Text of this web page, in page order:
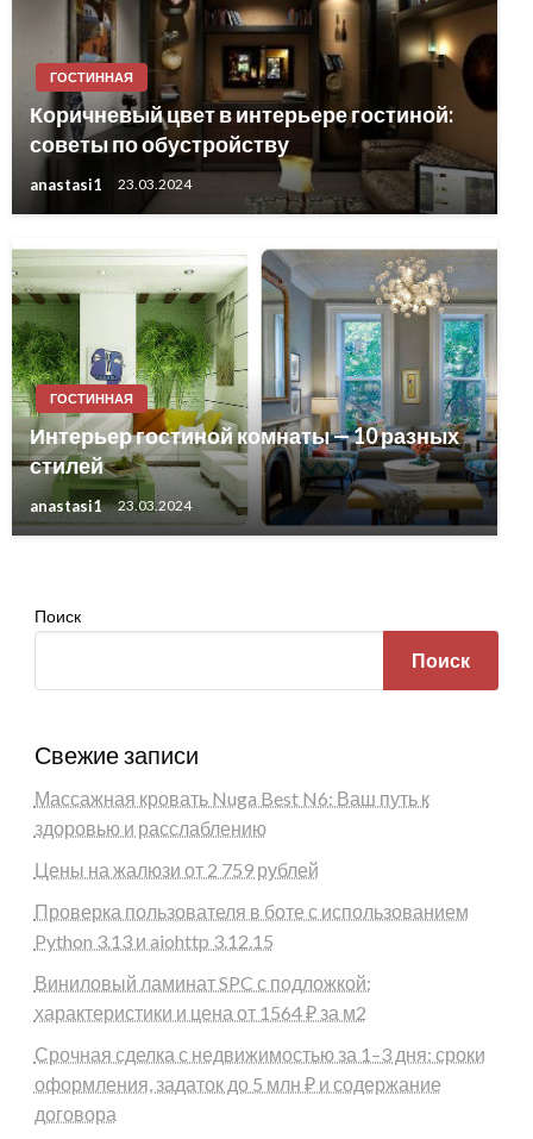
ГОСТИННАЯ
Коричневый цвет в интерьере гостиной:
советы по обустройству
anastasi1 23.03.2024
ГОСТИННАЯ
Интерьер гостиной комнаты — 10 разных
стилей
anastasi1 23.03.2024
Поиск
Поиск
Свежие записи
Массажная кровать Nuga Best N6: Ваш путь к
здоровью и расслаблению
Цены на жалюзи от 2 759 рублей
Проверка пользователя в боте с использованием
Python 3.13 и aiohttp 3.12.15
Виниловый ламинат SPC с подложкой:
характеристики и цена от 1564 ₽ за м2
Срочная сделка с недвижимостью за 1–3 дня: сроки
оформления, задаток до 5 млн ₽ и содержание
договора